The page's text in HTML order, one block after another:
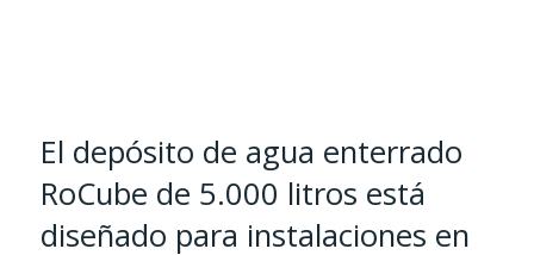
15.000
L
cantidad
El depósito de agua enterrado
RoCube de 5.000 litros está
diseñado para instalaciones en